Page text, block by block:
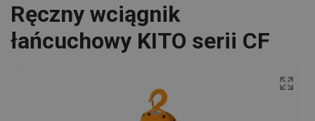
Ręczny wciągnik
łańcuchowy KITO serii CF